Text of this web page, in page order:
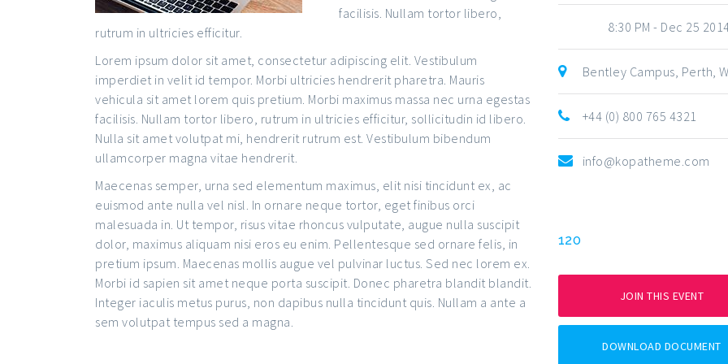
facilisis. Nullam tortor libero,
rutrum in ultricies efficitur.
Lorem ipsum dolor sit amet, consectetur adipiscing elit. Vestibulum
imperdiet in velit id tempor. Morbi ultricies hendrerit pharetra. Mauris
vehicula sit amet lorem quis pretium. Morbi maximus massa nec urna egestas
facilisis. Nullam tortor libero, rutrum in ultricies efficitur, sollicitudin id libero.
Nulla sit amet volutpat mi, hendrerit rutrum est. Vestibulum bibendum
ullamcorper magna vitae hendrerit.
Maecenas semper, urna sed elementum maximus, elit nisi tincidunt ex, ac
euismod ante nulla vel nisl. In ornare neque tortor, eget finibus orci
malesuada in. Ut tempor, risus vitae rhoncus vulputate, augue nulla suscipit
dolor, maximus aliquam nisi eros eu enim. Pellentesque sed ornare felis, in
pretium ipsum. Maecenas mollis augue vel pulvinar luctus. Sed nec lorem ex.
Morbi id sapien sit amet neque porta suscipit. Donec pharetra blandit blandit.
Integer iaculis metus purus, non dapibus nulla tincidunt quis. Nullam a ante a
sem volutpat tempus sed a magna.
8:30 PM - Dec 25
Bentley Campus, Perth,
+44 (0) 800 765 4321
info@kopatheme.com
120
JOIN THIS EVENT
DOWNLOAD DOCUMENT